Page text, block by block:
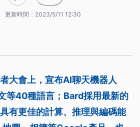
更新時間： 2023/5/11 12:30
大會上，宣布AI聊天機器人
等40種語言；Bard採用最新的
有更佳的計算、推理與編碼能